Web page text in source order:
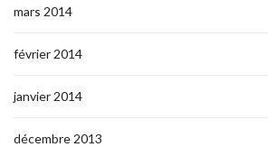
mars 2014
février 2014
janvier 2014
décembre 2013